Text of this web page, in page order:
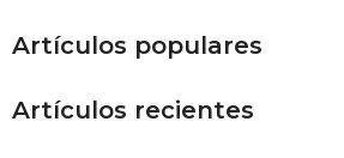
Artículos populares
Artículos recientes